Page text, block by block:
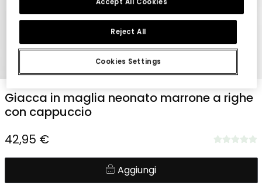
1 2 3 4
Giacca in maglia neonato marrone a righe
con cappuccio
42,95 €
Aggiungi
Cookies Settings
Reject All